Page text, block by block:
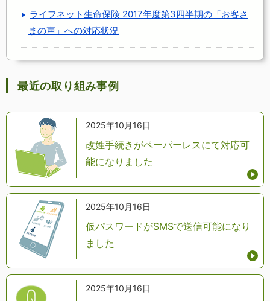
ライフネット生命保険 2017年度第3四半期の「お客さ
まの声」への対応状況
最近の取り組み事例
2025年10月16日
改姓手続きがペーパーレスにて対応可
能になりました
2025年10月16日
仮パスワードがSMSで送信可能になり
ました
2025年10月16日